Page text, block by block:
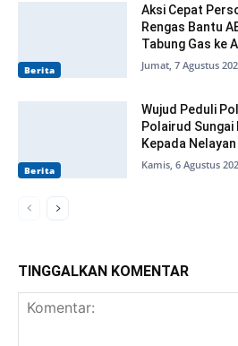
Berita
Aksi Cepat
Rengas Bantu
Tabung Gas ke
Jumat, 7 Agustus
Berita
Wujud Peduli
Polairud Sungai
Kepada
Kamis, 6 Agustus
TINGGALKAN KOMENTAR